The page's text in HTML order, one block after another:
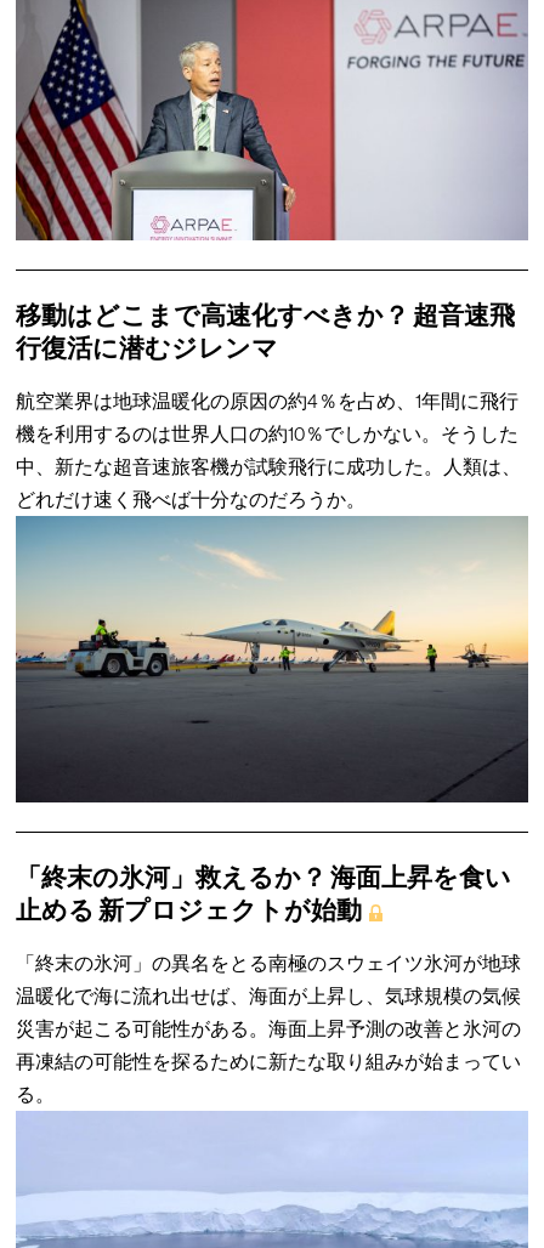
移動はどこまで高速化すべきか？ 超音速飛
行復活に潜むジレンマ
航空業界は地球温暖化の原因の約4％を占め、1年間に飛行
機を利用するのは世界人口の約10％でしかない。そうした
中、新たな超音速旅客機が試験飛行に成功した。人類は、
どれだけ速く飛べば十分なのだろうか。
「終末の氷河」救えるか？ 海面上昇を食い
止める 新プロジェクトが始動
「終末の氷河」の異名をとる南極のスウェイツ氷河が地球
温暖化で海に流れ出せば、海面が上昇し、気球規模の気候
災害が起こる可能性がある。海面上昇予測の改善と氷河の
再凍結の可能性を探るために新たな取り組みが始まってい
る。